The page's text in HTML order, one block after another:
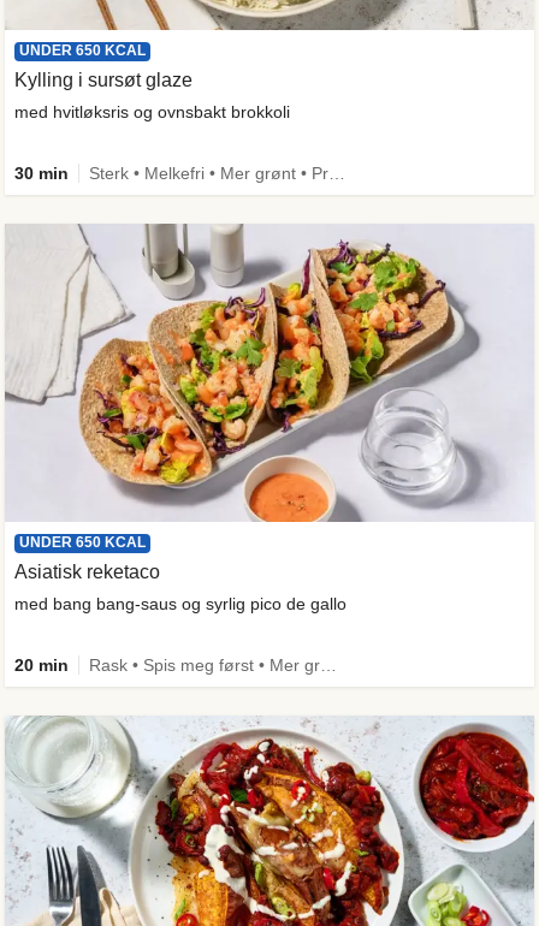
UNDER 650 KCAL
Kylling i sursøt glaze
med hvitløksris og ovnsbakt brokkoli
30 min
UNDER 650 KCAL
Asiatisk reketaco
med bang bang-saus og syrlig pico de gallo
20 min